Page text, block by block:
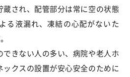
蔵され、配管部分は常に空の状態
る液漏れ、凍結の心配がないた
きない人の多い、病院や老人ホ
クスの設置が安心安全のために